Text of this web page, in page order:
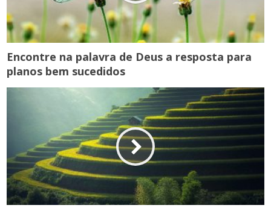
Encontre na palavra de Deus a resposta para
planos bem sucedidos